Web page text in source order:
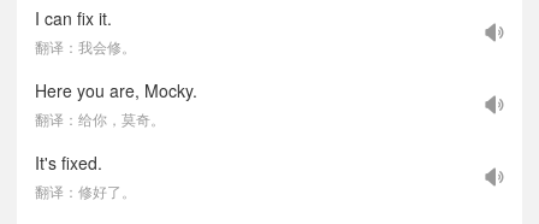
I can fix it.
翻译：我会修。
Here you are, Mocky.
翻译：给你，莫奇。
It's fixed.
翻译：修好了。